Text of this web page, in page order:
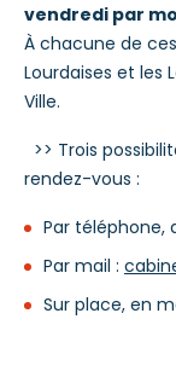
vendredi par
À chacune de
Lourdaises et les
Ville.
>> Trois
rendez-vous :
Par téléphone,
Par mail :
Sur place, en